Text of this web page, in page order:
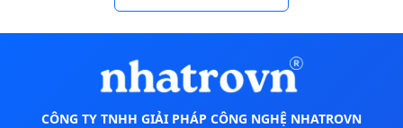
CÔNG TY TNHH GIẢI PHÁP CÔNG NGHỆ NHATROVN